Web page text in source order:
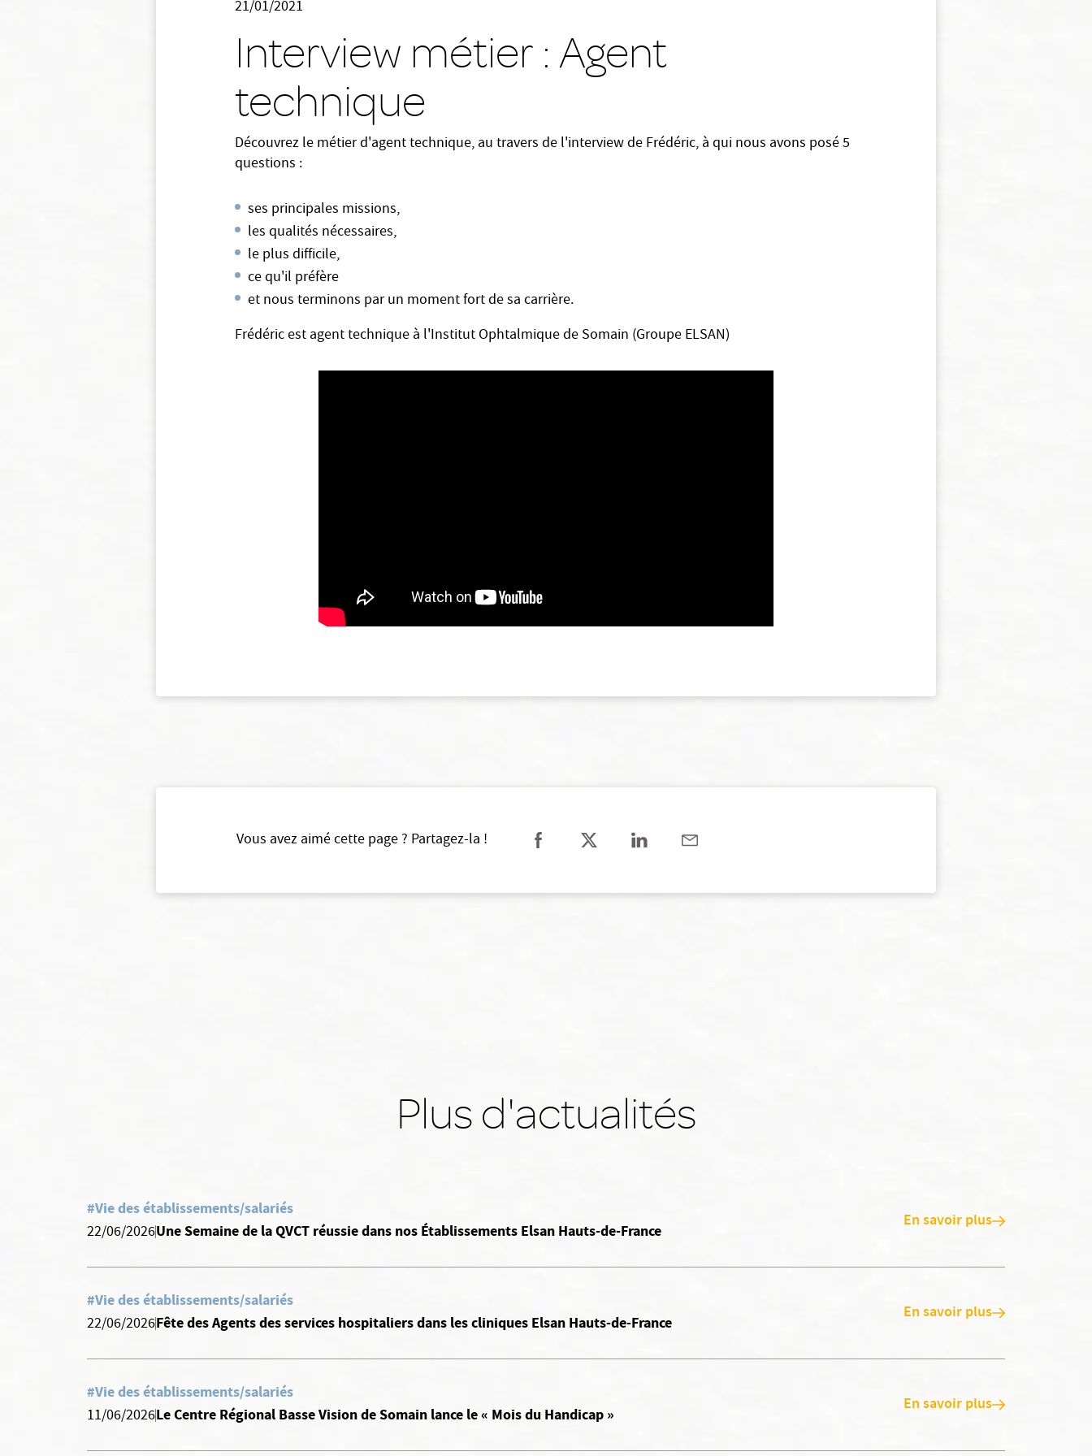
21/01/2021
Interview métier : Agent
technique
Découvrez le métier d'agent technique, au travers de l'interview de Frédéric, à qui nous avons posé 5
questions :
ses principales missions,
les qualités nécessaires,
le plus difficile,
ce qu'il préfère
et nous terminons par un moment fort de sa carrière.
Frédéric est agent technique à l'Institut Ophtalmique de Somain (Groupe ELSAN)
Vous avez aimé cette page ? Partagez-la !
Plus d'actualités
#Vie des établissements/salariés
22/06/2026Une Semaine de la QVCT réussie dans nos Établissements Elsan Hauts-de-France En savoir plus
#Vie des établissements/salariés
22/06/2026Fête des Agents des services hospitaliers dans les cliniques Elsan Hauts-de-France En savoir plus
#Vie des établissements/salariés
11/06/2026Le Centre Régional Basse Vision de Somain lance le « Mois du Handicap » En savoir plus